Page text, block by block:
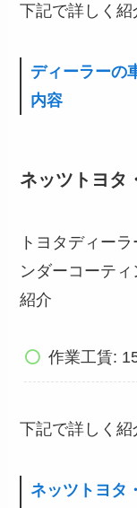
下記で詳しく紹
ディーラーの
内容
ネッツトヨタ
トヨタディー
ンダーコーテ
紹介
作業工賃:
下記で詳しく紹
ネッツトヨタ